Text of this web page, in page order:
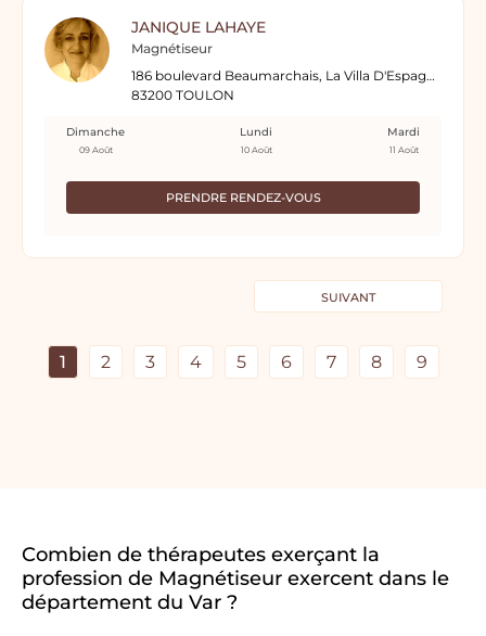
JANIQUE LAHAYE
Magnétiseur
186 boulevard Beaumarchais, La Villa D'Espagne
83200 TOULON
PRENDRE RENDEZ-VOUS
Dimanche
09 Août
Lundi
10 Août
Mardi
11 Août
SUIVANT
1 2 3 4 5 6 7 8 9
Combien de thérapeutes exerçant la
profession de Magnétiseur exercent dans le
département du Var ?